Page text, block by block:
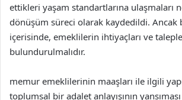
ettikleri yaşam standartlarına ulaşmaları
dönüşüm süreci olarak kaydedildi. Ancak
içerisinde, emeklilerin ihtiyaçları ve
bulundurulmalıdır.
memur emeklilerinin maaşları ile ilgili
toplumsal bir adalet anlayışının